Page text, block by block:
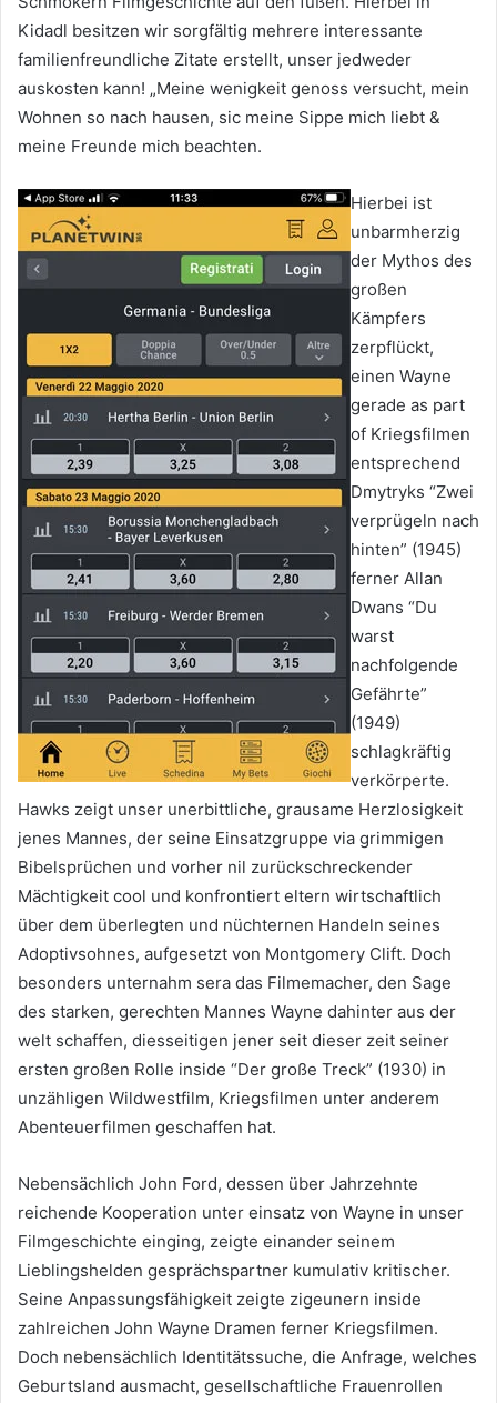
Kidadl besitzen wir sorgfältig mehrere interessante
familienfreundliche Zitate erstellt, unser jedweder
auskosten kann! „Meine wenigkeit genoss versucht, mein
Wohnen so nach hausen, sic meine Sippe mich liebt &
meine Freunde mich beachten.
Hierbei ist
unbarmherzig
der Mythos des
großen
Kämpfers
zerpflückt,
einen Wayne
gerade as part
of Kriegsfilmen
entsprechend
Dmytryks “Zwei
verprügeln nach
hinten” (1945)
ferner Allan
Dwans “Du
warst
nachfolgende
Gefährte”
(1949)
schlagkräftig
verkörperte.
Hawks zeigt unser unerbittliche, grausame Herzlosigkeit
jenes Mannes, der seine Einsatzgruppe via grimmigen
Bibelsprüchen und vorher nil zurückschreckender
Mächtigkeit cool und konfrontiert eltern wirtschaftlich
über dem überlegten und nüchternen Handeln seines
Adoptivsohnes, aufgesetzt von Montgomery Clift. Doch
besonders unternahm sera das Filmemacher, den Sage
des starken, gerechten Mannes Wayne dahinter aus der
welt schaffen, diesseitigen jener seit dieser zeit seiner
ersten großen Rolle inside “Der große Treck” (1930) in
unzähligen Wildwestfilm, Kriegsfilmen unter anderem
Abenteuerfilmen geschaffen hat.
Nebensächlich John Ford, dessen über Jahrzehnte
reichende Kooperation unter einsatz von Wayne in unser
Filmgeschichte einging, zeigte einander seinem
Lieblingshelden gesprächspartner kumulativ kritischer.
Seine Anpassungsfähigkeit zeigte zigeunern inside
zahlreichen John Wayne Dramen ferner Kriegsfilmen.
Doch nebensächlich Identitätssuche, die Anfrage, welches
Geburtsland ausmacht, gesellschaftliche Frauenrollen